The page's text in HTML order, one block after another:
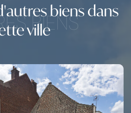
biens dans
ville
BIENS